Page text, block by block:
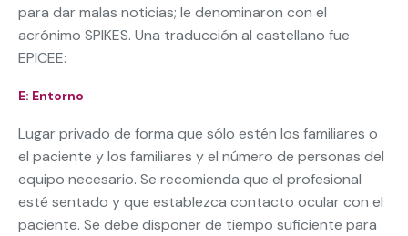
para dar malas noticias; le denominaron con el
acrónimo SPIKES. Una traducción al castellano fue
EPICEE:
E: Entorno
Lugar privado de forma que sólo estén los familiares o
el paciente y los familiares y el número de personas del
equipo necesario. Se recomienda que el profesional
esté sentado y que establezca contacto ocular con el
paciente. Se debe disponer de tiempo suficiente para